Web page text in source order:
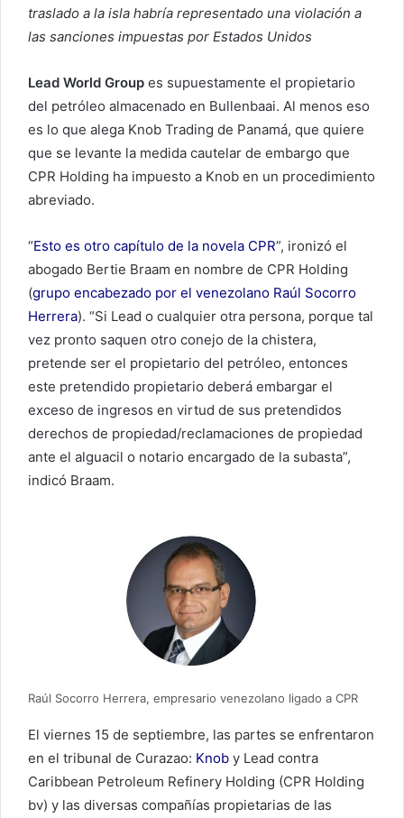
traslado a la isla habría representado una violación a
las sanciones impuestas por Estados Unidos
Lead World Group es supuestamente el propietario
del petróleo almacenado en Bullenbaai. Al menos eso
es lo que alega Knob Trading de Panamá, que quiere
que se levante la medida cautelar de embargo que
CPR Holding ha impuesto a Knob en un procedimiento
abreviado.
“Esto es otro capítulo de la novela CPR”, ironizó el
abogado Bertie Braam en nombre de CPR Holding
(grupo encabezado por el venezolano Raúl Socorro
Herrera). “Si Lead o cualquier otra persona, porque tal
vez pronto saquen otro conejo de la chistera,
pretende ser el propietario del petróleo, entonces
este pretendido propietario deberá embargar el
exceso de ingresos en virtud de sus pretendidos
derechos de propiedad/reclamaciones de propiedad
ante el alguacil o notario encargado de la subasta”,
indicó Braam.
Raúl Socorro Herrera, empresario venezolano ligado a CPR
El viernes 15 de septiembre, las partes se enfrentaron
en el tribunal de Curazao: Knob y Lead contra
Caribbean Petroleum Refinery Holding (CPR Holding
bv) y las diversas compañías propietarias de las